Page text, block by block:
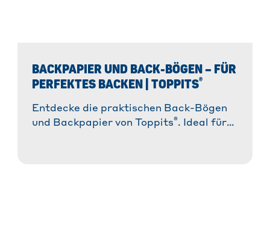
BACKPAPIER UND BACK-BÖGEN – FÜR
PERFEKTES BACKEN | TOPPITS®
Entdecke die praktischen Back-Bögen
und Backpapier von Toppits®. Ideal für